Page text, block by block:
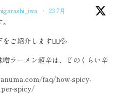
· 23 7月
ご紹介します🙇‍♂️💦
噌ラーメン超辛は、どのくらい辛
faq/how-spicy-
spicy/